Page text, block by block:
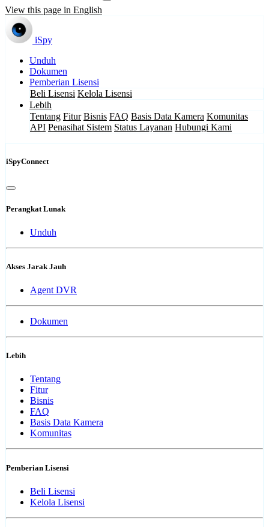
View this page in English
iSpy
Unduh
Dokumen
Pemberian Lisensi
Beli Lisensi Kelola Lisensi
Lebih
Tentang Fitur Bisnis FAQ Basis Data Kamera Komunitas
API Penasihat Sistem Status Layanan Hubungi Kami
iSpyConnect
Perangkat Lunak
Unduh
Akses Jarak Jauh
Agent DVR
Dokumen
Lebih
Tentang
Fitur
Bisnis
FAQ
Basis Data Kamera
Komunitas
Pemberian Lisensi
Beli Lisensi
Kelola Lisensi